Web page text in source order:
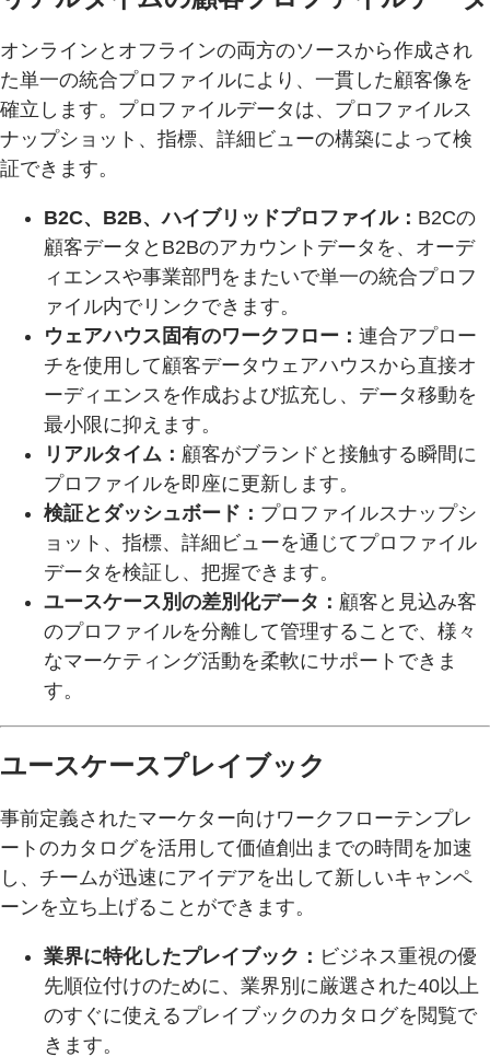
オンラインとオフラインの両方のソースから作成され
た単一の統合プロファイルにより、一貫した顧客像を
確立します。プロファイルデータは、プロファイルス
ナップショット、指標、詳細ビューの構築によって検
証できます。
B2C、B2B、ハイブリッドプロファイル： B2Cの
顧客データとB2Bのアカウントデータを、オーデ
ィエンスや事業部門をまたいで単一の統合プロフ
ァイル内でリンクできます。
ウェアハウス固有のワークフロー： 連合アプロー
チを使用して顧客データウェアハウスから直接オ
ーディエンスを作成および拡充し、データ移動を
最小限に抑えます。
リアルタイム： 顧客がブランドと接触する瞬間に
プロファイルを即座に更新します。
検証とダッシュボード： プロファイルスナップシ
ョット、指標、詳細ビューを通じてプロファイル
データを検証し、把握できます。
ユースケース別の差別化データ： 顧客と見込み客
のプロファイルを分離して管理することで、様々
なマーケティング活動を柔軟にサポートできま
す。
ユースケースプレイブック
事前定義されたマーケター向けワークフローテンプレ
ートのカタログを活用して価値創出までの時間を加速
し、チームが迅速にアイデアを出して新しいキャンペ
ーンを立ち上げることができます。
業界に特化したプレイブック： ビジネス重視の優
先順位付けのために、業界別に厳選された40以上
のすぐに使えるプレイブックのカタログを閲覧で
きます。